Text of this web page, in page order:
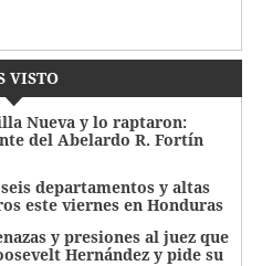
VISTO
Nueva y lo raptaron:
del Abelardo R. Fortín
departamentos y altas
este viernes en Honduras
y presiones al juez que
Hernández y pide su